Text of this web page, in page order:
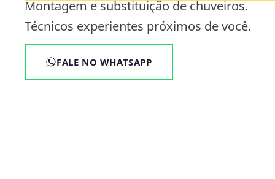
Montagem e substituição de chuveiros.
Técnicos experientes próximos de você.
FALE NO WHATSAPP